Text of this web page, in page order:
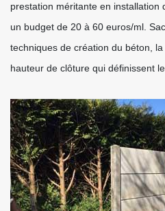
prestation méritante en installation
un budget de 20 à 60 euros/ml.
techniques de création du béton,
hauteur de clôture qui définissent le